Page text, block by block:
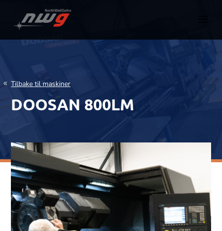
Tilbake til maskiner
DOOSAN 800LM